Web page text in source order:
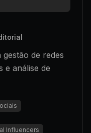
de redes
e análise de
Influencers